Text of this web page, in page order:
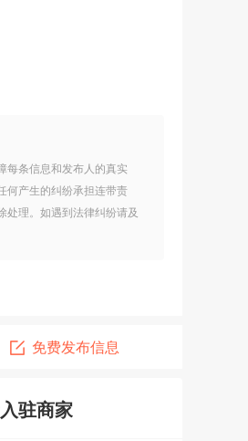
每条信息和发布人的真实
何产生的纠纷承担连带责
处理。如遇到法律纠纷请及
免费发布信息
驻商家